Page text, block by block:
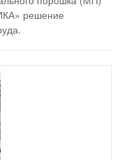
решение